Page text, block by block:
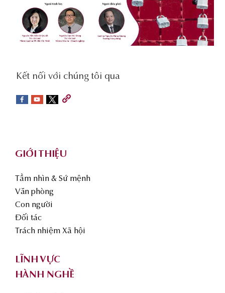
social-
sidebar
Kết nối với chúng tôi qua
GIỚI THIỆU
Tầm nhìn & Sứ mệnh
Văn phòng
Con người
Đối tác
Trách nhiệm Xã hội
LĨNH VỰC
HÀNH NGHỀ